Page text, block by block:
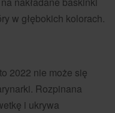
w głębokich kolorach.
2022 nie może się
Rozpinana
i ukrywa